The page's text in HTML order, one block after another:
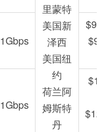
里蒙特
美国新
泽西
美国纽
约
荷兰阿
姆斯特
丹
1Gbps
1Gbps